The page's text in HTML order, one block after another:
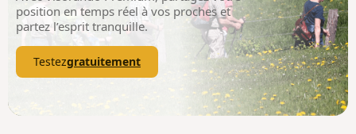
p
position en temps réel à vos proches et
partez l’esprit tranquille.
Testezgratuitement